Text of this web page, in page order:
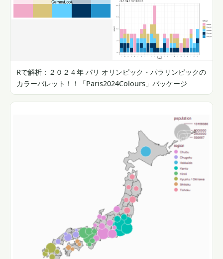
Rで解析：２０２４年 パリ オリンピック・パラリンピックの
カラーパレット！！「Paris2024Colours」パッケージ